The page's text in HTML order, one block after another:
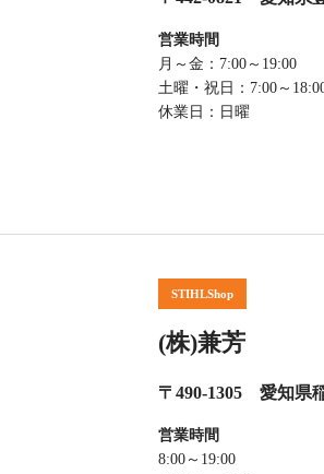
営業時間
月～金：7:00～19:00
土曜・祝日：7:00～
休業日：日曜
STIHLShop
(株)兼芳
〒490-1305 愛知県
営業時間
8:00～19:00